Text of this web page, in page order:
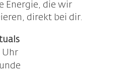
Energie, die wir
direkt bei dir.
Uhr